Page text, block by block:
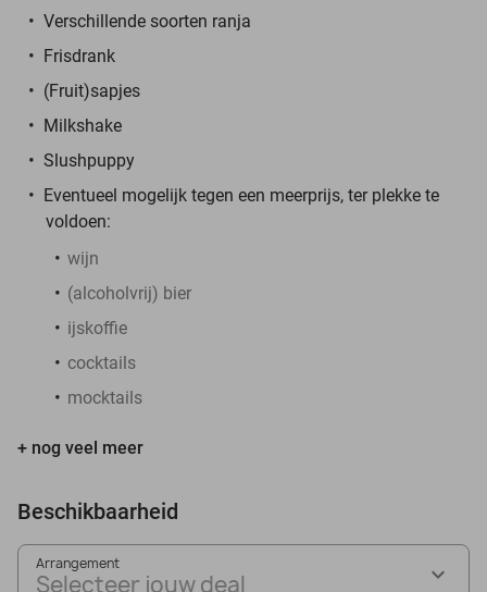
Verschillende soorten ranja
Frisdrank
(Fruit)sapjes
Milkshake
Slushpuppy
Eventueel mogelijk tegen een meerprijs, ter plekke te
voldoen:
wijn
(alcoholvrij) bier
ijskoffie
cocktails
mocktails
+ nog veel meer
Beschikbaarheid
Arrangement
Selecteer jouw deal